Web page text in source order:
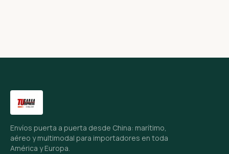
Envíos puerta a puerta desde China: marítimo,
aéreo y multimodal para importadores en toda
América y Europa.